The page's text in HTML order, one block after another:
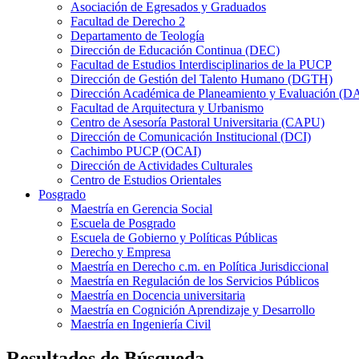
Asociación de Egresados y Graduados
Facultad de Derecho 2
Departamento de Teología
Dirección de Educación Continua (DEC)
Facultad de Estudios Interdisciplinarios de la PUCP
Dirección de Gestión del Talento Humano (DGTH)
Dirección Académica de Planeamiento y Evaluación
Facultad de Arquitectura y Urbanismo
Centro de Asesoría Pastoral Universitaria (CAPU)
Dirección de Comunicación Institucional (DCI)
Cachimbo PUCP (OCAI)
Dirección de Actividades Culturales
Centro de Estudios Orientales
Posgrado
Maestría en Gerencia Social
Escuela de Posgrado
Escuela de Gobierno y Políticas Públicas
Derecho y Empresa
Maestría en Derecho c.m. en Política Jurisdiccional
Maestría en Regulación de los Servicios Públicos
Maestría en Docencia universitaria
Maestría en Cognición Aprendizaje y Desarrollo
Maestría en Ingeniería Civil